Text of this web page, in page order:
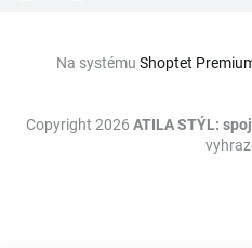
Na systému Shoptet
Copyright 2026 ATILA STÝL: